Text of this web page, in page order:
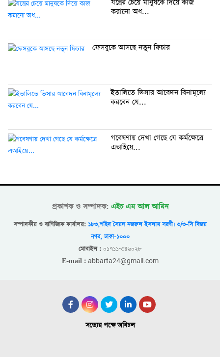
যন্ত্রের চেয়ে মানুষকে দিয়ে কাজ
করানো অধ...
ফেসবুকে আসছে নতুন ফিচার
ইতালিতে ভিসার আবেদন বিনামূল্যে
করবেন যে...
গবেষণায় দেখা গেছে যে কর্মক্ষেত্রে
এআইয়ে...
প্রকাশক ও সম্পাদক: এইচ এম আল আমিন
সম্পাদকীয় ও বাণিজ্যিক কার্যালয়: ১৮৩,শহিদ সৈয়দ নজরুল ইসলাম সরণী। ৩/৩-সি বিজয়
নগর, ঢাকা-১০০০
মোবাইল : ০১৭১১-৩৪৬০২৮
E-mail : abbarta24@gmail.com
সত্যের পক্ষে অবিচল